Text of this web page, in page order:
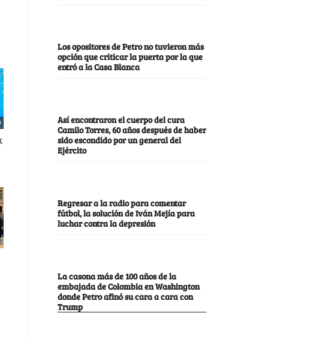
Los opositores de Petro no tuvieron más
opción que criticar la puerta por la que
entró a la Casa Blanca
Así encontraron el cuerpo del cura
Camilo Torres, 60 años después de haber
sido escondido por un general del
Ejército
Regresar a la radio para comentar
fútbol, la solución de Iván Mejía para
luchar contra la depresión
La casona más de 100 años de la
embajada de Colombia en Washington
donde Petro afinó su cara a cara con
Trump